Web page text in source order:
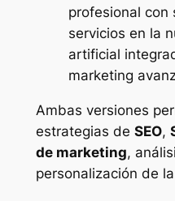
profesional con
servicios en la
artificial
marketing
Ambas versiones
estrategias de SEO,
de marketing,
personalización de